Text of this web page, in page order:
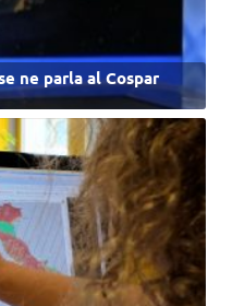
ne parla al Cospar